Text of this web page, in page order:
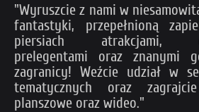
"Wyruszcie z nami w
fantastyki, przepełnioną
piersiach atrakcjami,
prelegentami oraz znanymi
zagranicy! Weźcie udział w
tematycznych oraz
planszowe oraz wideo."